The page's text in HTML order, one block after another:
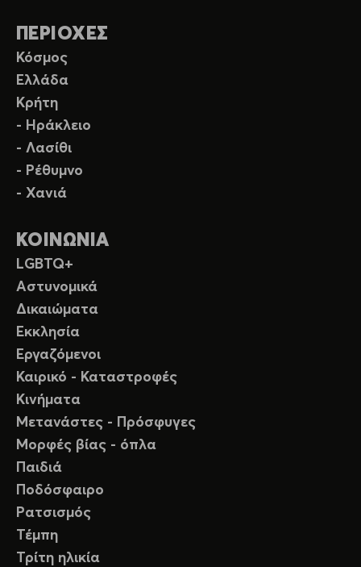
ΠΕΡΙΟΧΕΣ
Κόσμος
Ελλάδα
Κρήτη
- Ηράκλειο
- Λασίθι
- Ρέθυμνο
- Χανιά
ΚΟΙΝΩΝΙΑ
LGBTQ+
Αστυνομικά
Δικαιώματα
Εκκλησία
Εργαζόμενοι
Καιρικό - Καταστροφές
Κινήματα
Μετανάστες - Πρόσφυγες
Μορφές βίας - όπλα
Παιδιά
Ποδόσφαιρο
Ρατσισμός
Τέμπη
Τρίτη ηλικία